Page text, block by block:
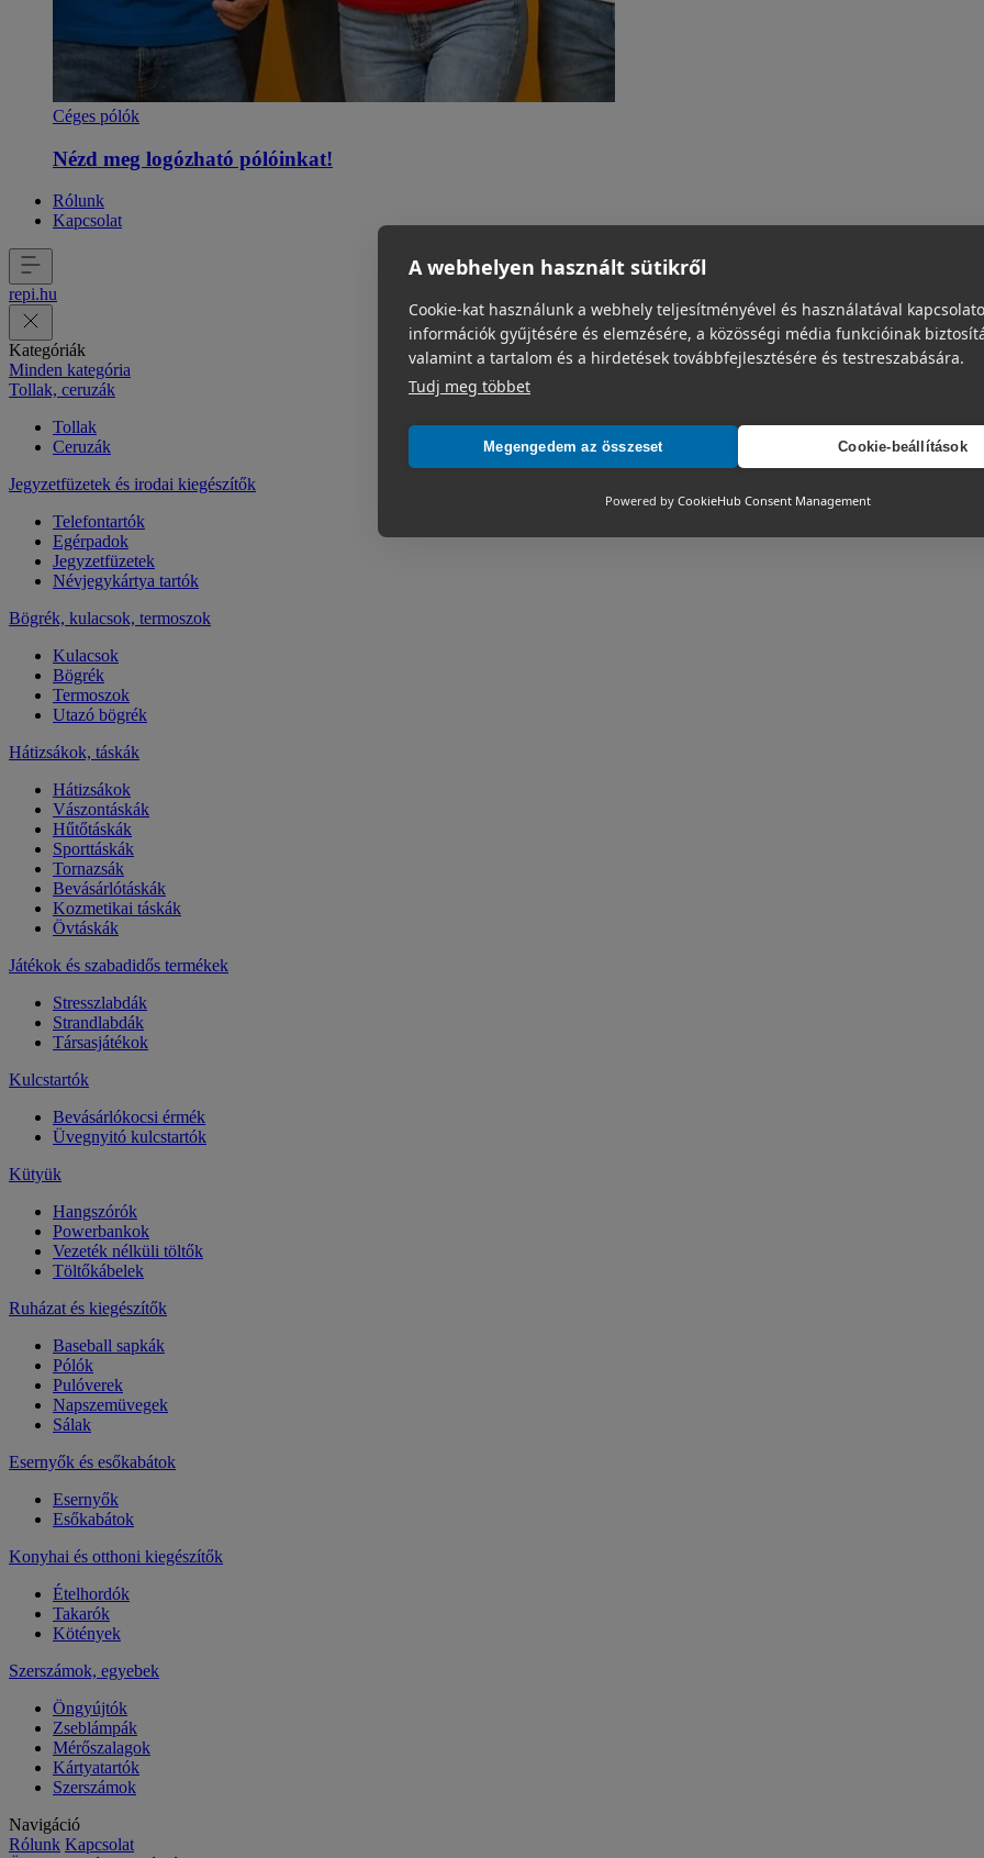
A webhelyen használt sütikről
Cookie-kat használunk a webhely teljesítményével és használatával
információk gyűjtésére és elemzésére, a közösségi média funkcióinak
valamint a tartalom és a hirdetések továbbfejlesztésére és testreszabására.
Tudj meg többet
Megengedem az összeset Cookie-beállítások
Powered by CookieHub Consent Management
Céges pólók
Nézd meg logózható pólóinkat!
Rólunk
Kapcsolat
repi.hu
Kategóriák
Minden kategória
Tollak, ceruzák
Tollak
Ceruzák
Jegyzetfüzetek és irodai kiegészítők
Telefontartók
Egérpadok
Jegyzetfüzetek
Névjegykártya tartók
Bögrék, kulacsok, termoszok
Kulacsok
Bögrék
Termoszok
Utazó bögrék
Hátizsákok, táskák
Hátizsákok
Vászontáskák
Hűtőtáskák
Sporttáskák
Tornazsák
Bevásárlótáskák
Kozmetikai táskák
Övtáskák
Játékok és szabadidős termékek
Stresszlabdák
Strandlabdák
Társasjátékok
Kulcstartók
Bevásárlókocsi érmék
Üvegnyitó kulcstartók
Kütyük
Hangszórók
Powerbankok
Vezeték nélküli töltők
Töltőkábelek
Ruházat és kiegészítők
Baseball sapkák
Pólók
Pulóverek
Napszemüvegek
Sálak
Esernyők és esőkabátok
Esernyők
Esőkabátok
Konyhai és otthoni kiegészítők
Ételhordók
Takarók
Kötények
Szerszámok, egyebek
Öngyújtók
Zseblámpák
Mérőszalagok
Kártyatartók
Szerszámok
Navigáció
Rólunk Kapcsolat